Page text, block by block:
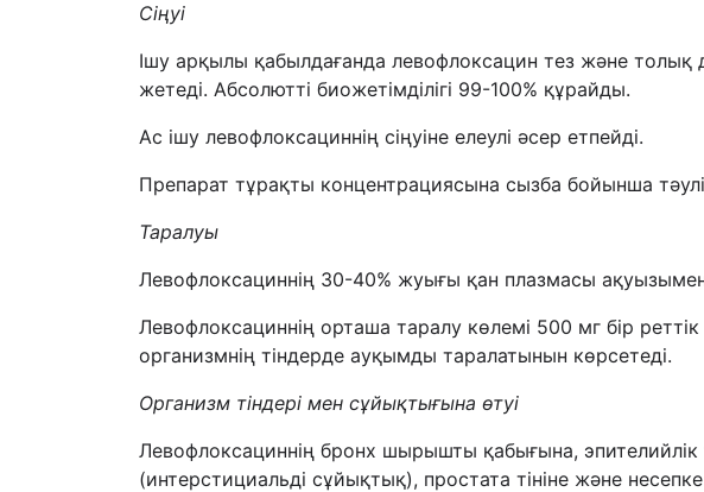
Сіңуі
Ішу арқылы қабылдағанда левофлоксацин тез және толық
жетеді. Абсолютті биожетімділігі 99-100% құрайды.
Ас ішу левофлоксациннің сіңуіне елеулі әсер етпейді.
Препарат тұрақты концентрациясына сызба бойынша
Таралуы
Левофлоксациннің 30-40% жуығы қан плазмасы
Левофлоксациннің орташа таралу көлемі 500 мг бір
организмнің тіндерде ауқымды таралатынын көрсетеді.
Организм тіндері мен сұйықтығына өтуі
Левофлоксациннің бронх шырышты қабығына, эпителийлік
(интерстициальді сұйықтық), простата тініне және